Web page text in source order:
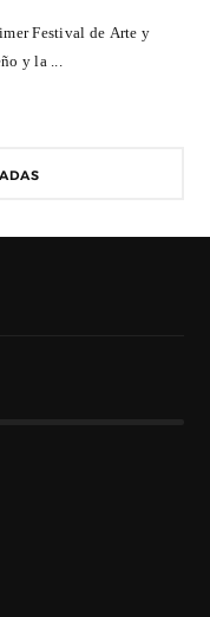
Festival de Arte y
y la ...